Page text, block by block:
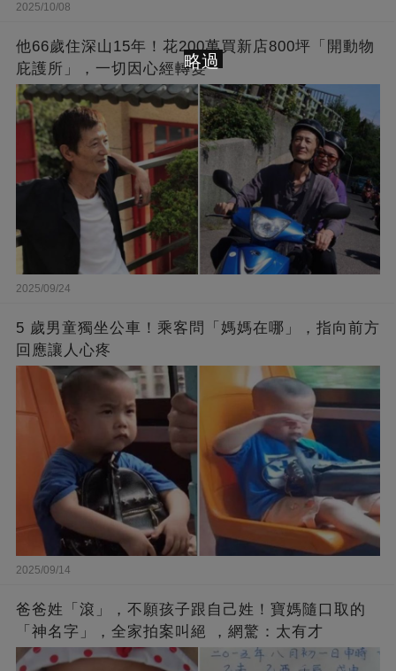
2025/10/08
他66歲住深山15年！花200萬買新店800坪「開動物
庇護所」，一切因心經轉變
2025/09/24
5 歲男童獨坐公車！乘客問「媽媽在哪」，指向前方
回應讓人心疼
2025/09/14
爸爸姓「滾」，不願孩子跟自己姓！寶媽隨口取的
「神名字」，全家拍案叫絕 ，網驚：太有才
略過